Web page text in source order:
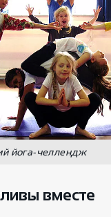
йога-челлендж
вместе